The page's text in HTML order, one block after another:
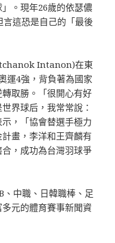
。現年26歲的依瑟儂
這恐是自己的「最後
Intanon)在東
運4強，背負著為國家
取勝。「很開心有好
界球后，我常常說：
示，「協會替選手極力
畫，李洋和王齊麟有
，成功為台灣羽球爭
中職、日韓職棒、足
元的體育賽事新聞資